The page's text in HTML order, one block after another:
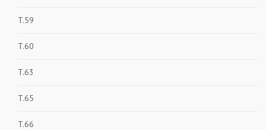
T.59
T.60
T.63
T.65
T.66